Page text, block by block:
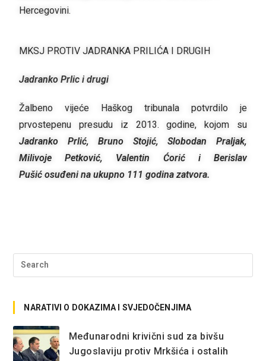
Hercegovini.
MKSJ PROTIV JADRANKA PRILIĆA I DRUGIH
Jadranko Prlic i drugi
Žalbeno vijeće Haškog tribunala potvrdilo je
prvostepenu presudu iz 2013. godine, kojom su
Jadranko Prlić, Bruno Stojić, Slobodan Praljak,
Milivoje Petković, Valentin Ćorić i Berislav
Pušić osuđeni na ukupno 111 godina zatvora.
NARATIVI O DOKAZIMA I SVJEDOČENJIMA
Međunarodni krivični sud za bivšu
Jugoslaviju protiv Mrkšića i ostalih